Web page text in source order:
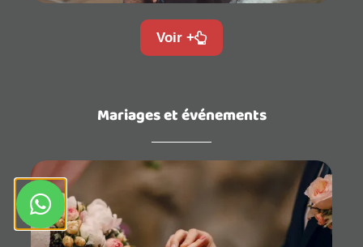
Voir +
Mariages et événements